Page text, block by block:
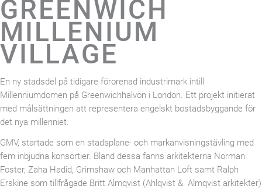
GREENWICH
MILLENIUM
VILLAGE
En ny stadsdel på tidigare förorenad industrimark intill
Millenniumdomen på Greenwichhalvön i London. Ett projekt initierat
med målsättningen att representera engelskt bostadsbyggande för
det nya millenniet.
GMV, startade som en stadsplane- och markanvisningstävling med
fem inbjudna konsortier. Bland dessa fanns arkitekterna Norman
Foster, Zaha Hadid, Grimshaw och Manhattan Loft samt Ralph
Erskine som tillfrågade Britt Almqvist (Ahlqvist & Almqvist arkitekter)